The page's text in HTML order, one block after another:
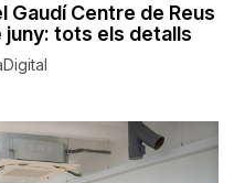
Gaudí Centre de Reus
juny: tots els detalls